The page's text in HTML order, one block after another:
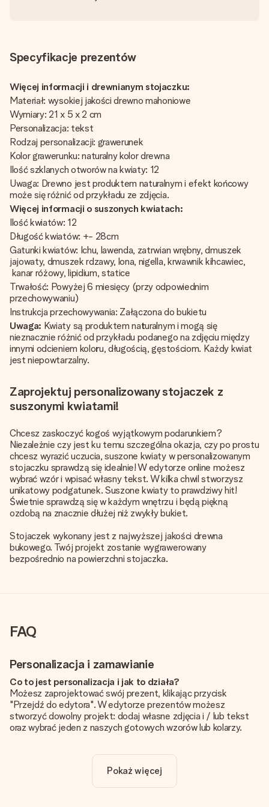
Specyfikacje prezentów
Więcej informacji i drewnianym stojaczku:
Materiał: wysokiej jakości drewno mahoniowe
Wymiary: 21 x 5 x 2 cm
Personalizacja: tekst
Rodzaj personalizacji: grawerunek
Kolor grawerunku: naturalny kolor drewna
Ilość szklanych otworów na kwiaty: 12
Uwaga: Drewno jest produktem naturalnym i efekt końcowy
może się różnić od przykładu ze zdjęcia.
Więcej informacji o suszonych kwiatach:
Ilość kwiatów: 12
Długość kwiatów: +- 28cm
Gatunki kwiatów: Ichu, lawenda, zatrwian wrębny, dmuszek
jajowaty, dmuszek rdzawy, lona, nigella, krwawnik kihcawiec,
kanar różowy, lipidium, statice
Trwałość: Powyżej 6 miesięcy (przy odpowiednim
przechowywaniu)
Instrukcja przechowywania: Załączona do bukietu
Uwaga: Kwiaty są produktem naturalnym i mogą się
nieznacznie różnić od przykładu podanego na zdjęciu między
innymi odcieniem koloru, długością, gęstościom. Każdy kwiat
jest niepowtarzalny.
Zaprojektuj personalizowany stojaczek z
suszonymi kwiatami!
Chcesz zaskoczyć kogoś wyjątkowym podarunkiem?
Niezależnie czy jest ku temu szczególna okazja, czy po prostu
chcesz wyrazić uczucia, suszone kwiaty w personalizowanym
stojaczku sprawdzą się idealnie! W edytorze online możesz
wybrać wzór i wpisać własny tekst. W kilka chwil stworzysz
unikatowy podgatunek. Suszone kwiaty to prawdziwy hit!
Świetnie sprawdzą się w każdym wnętrzu i będą piękną
ozdobą na znacznie dłużej niż zwykły bukiet.
Stojaczek wykonany jest z najwyższej jakości drewna
bukowego. Twój projekt zostanie wygrawerowany
bezpośrednio na powierzchni stojaczka.
FAQ
Personalizacja i zamawianie
Co to jest personalizacja i jak to działa?
Możesz zaprojektować swój prezent, klikając przycisk
"Przejdź do edytora". W edytorze prezentów możesz
stworzyć dowolny projekt: dodaj własne zdjęcia i / lub tekst
oraz wybrać jeden z naszych gotowych wzorów lub kolarzy.
Cena podana na stronie internetowej obejmuje personalizację
Twojego prezentu - ilość zdjęć lub tekstów nie wpływa na
Pokaż więcej